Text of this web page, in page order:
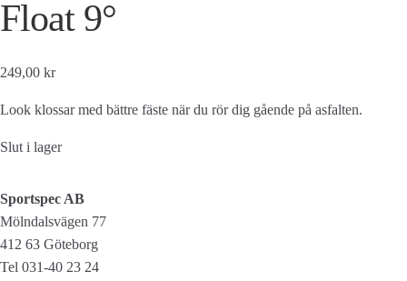
Float 9°
249,00 kr
Look klossar med bättre fäste när du rör dig gående på asfalten.
Slut i lager
Sportspec AB
Mölndalsvägen 77
412 63 Göteborg
Tel 031-40 23 24